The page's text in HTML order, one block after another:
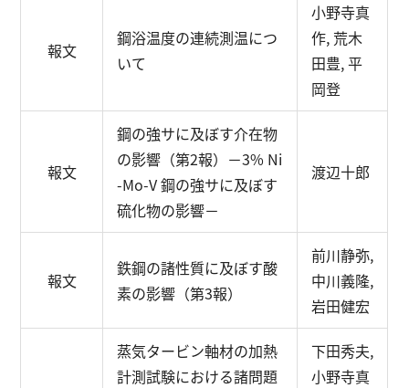
報文
鋼浴温度の連続測温につ
いて
小野寺真
作, 荒木
田豊, 平
岡登
報文
鋼の強サに及ぼす介在物
の影響（第2報） －3% Ni
-Mo-V 鋼の強サに及ぼす
硫化物の影響－
渡辺十郎
報文
鉄鋼の諸性質に及ぼす酸
素の影響（第3報）
前川静弥,
中川義隆,
岩田健宏
蒸気タービン軸材の加熱
計測試験における諸問題
下田秀夫,
小野寺真